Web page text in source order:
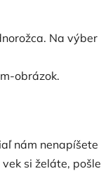
Na výber
obrázok.
nám nenapíšete
si želáte, pošle